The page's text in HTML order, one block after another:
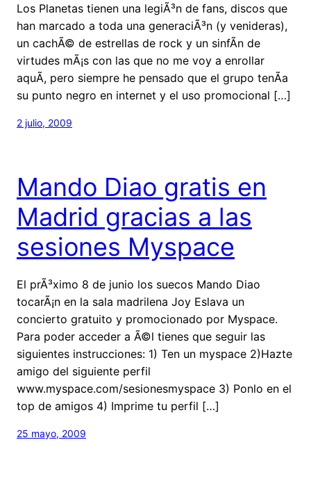
Los Planetas tienen una legiÃ³n de fans, discos que
han marcado a toda una generaciÃ³n (y venideras),
un cachÃ© de estrellas de rock y un sinfÃ­n de
virtudes mÃ¡s con las que no me voy a enrollar
aquÃ­, pero siempre he pensado que el grupo tenÃ­a
su punto negro en internet y el uso promocional […]
2 julio, 2009
Mando Diao gratis en
Madrid gracias a las
sesiones Myspace
El prÃ³ximo 8 de junio los suecos Mando Diao
tocarÃ¡n en la sala madrilena Joy Eslava un
concierto gratuito y promocionado por Myspace.
Para poder acceder a Ã©l tienes que seguir las
siguientes instrucciones: 1) Ten un myspace 2)Hazte
amigo del siguiente perfil
www.myspace.com/sesionesmyspace 3) Ponlo en el
top de amigos 4) Imprime tu perfil […]
25 mayo, 2009